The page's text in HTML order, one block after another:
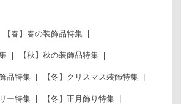
【春】春の装飾品特集
【秋】秋の装飾品特集
品特集 【冬】クリスマス装飾特集
ー特集 【冬】正月飾り特集